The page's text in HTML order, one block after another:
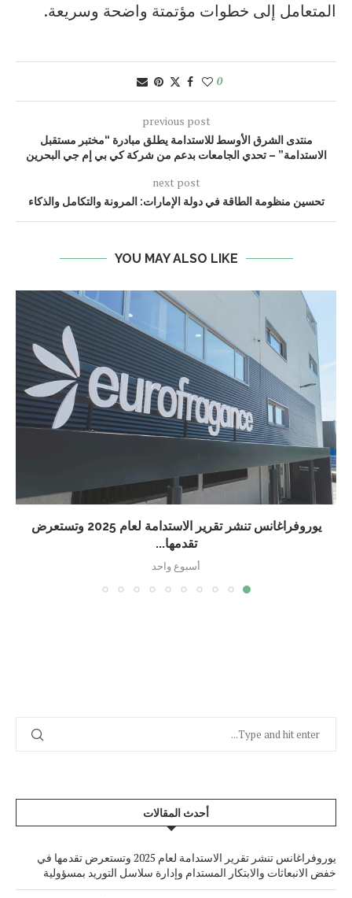
المتعامل إلى خطوات مؤتمتة واضحة وسريعة.
0
previous post
منتدى الشرق الأوسط للاستدامة يطلق مبادرة “مختبر مستقبل
الاستدامة” – تحدي الجامعات بدعم من شركة كي بي إم جي البحرين
next post
تحسين منظومة الطاقة في دولة الإمارات: المرونة والتكامل والذكاء
YOU MAY ALSO LIKE
يوروفراغانس تنشر تقرير الاستدامة لعام 2025 وتستعرض
تقدمها...
أسبوع واحد
أحدث المقالات
يوروفراغانس تنشر تقرير الاستدامة لعام 2025 وتستعرض تقدمها في
خفض الانبعاثات والابتكار المستدام وإدارة سلاسل التوريد بمسؤولية